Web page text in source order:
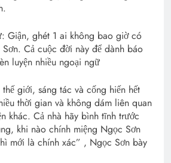
Giận, ghét 1 ai không bao giờ có
Cả cuộc đời này để dành báo
luyện nhiều ngoại ngữ
giới, sáng tác và cống hiến hết
thời gian và không dám liên quan
khác. Cả nhà hãy bình tĩnh trước
khi nào chính miệng Ngọc Sơn
mới là chính xác” , Ngọc Sơn bày